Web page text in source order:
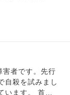
多々あります。
に旅行も行き
らいです。で
ない過敏さや、
ます。目に見え
うか、
言います。 お
を知り、昔絵
い事に嫌気がさ
無いと思いま
害者です。先行
自殺を試みまし
います。 首吊